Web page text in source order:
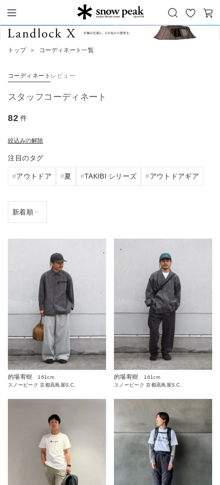
Snow Peak
お
気
カ
トップ ＞ コーディネート一覧
コーディネート レビュー
スタッフコーディネート
82 件
絞込みの解除
注目のタグ
アウトドア 夏 TAKIBI シリーズ アウトドアギア
的場宥樹
161cm
スノーピーク 京都高島屋S.C.
的場宥樹
161cm
スノーピーク 京都高島屋S.C.